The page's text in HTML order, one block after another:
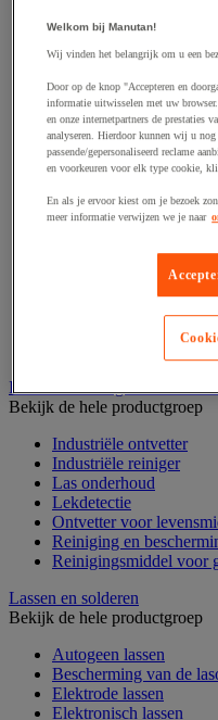
Draadstift
Haak en schroefoog
Ketting en trekkoord
Moer
Nagel en blindklinktang
Plug en pin
Punten, spijkers en
Regelvoet
Ring
Scharnierpen, -strip en
Sluitknop en handgreep
Industrieel reinigen en ontvetten
Bekijk de hele productgroep
Industriële ontvetter
Industriële reiniger
Las onderhoud
Lekdetectie
Ontvetter voor
Reiniging en
Reinigingsmiddel voor
Lassen en solderen
Bekijk de hele productgroep
Autogeen lassen
Bescherming van de
Elektrode lassen
Elektronisch lassen
Welkom bij Manutan!
Wij vinden het belangrijk om u een
Door op de knop "Accepteren en
informatie uitwisselen met uw
en onze internetpartners de prestaties
analyseren. Hierdoor kunnen wij u nog
passende/gepersonaliseerd reclame
en voorkeuren voor elk type cookie,
En als je ervoor kiest om je bezoek
meer informatie verwijzen we je naar